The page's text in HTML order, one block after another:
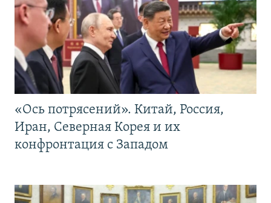
«Ось потрясений». Китай, Россия,
Иран, Северная Корея и их
конфронтация с Западом